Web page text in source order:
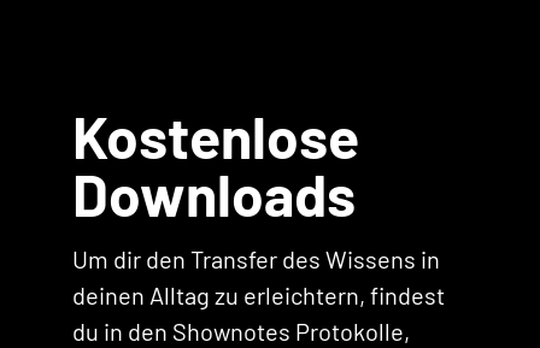
Kostenlose
Downloads
Um dir den Transfer des Wissens in
deinen Alltag zu erleichtern, findest
du in den Shownotes Protokolle,